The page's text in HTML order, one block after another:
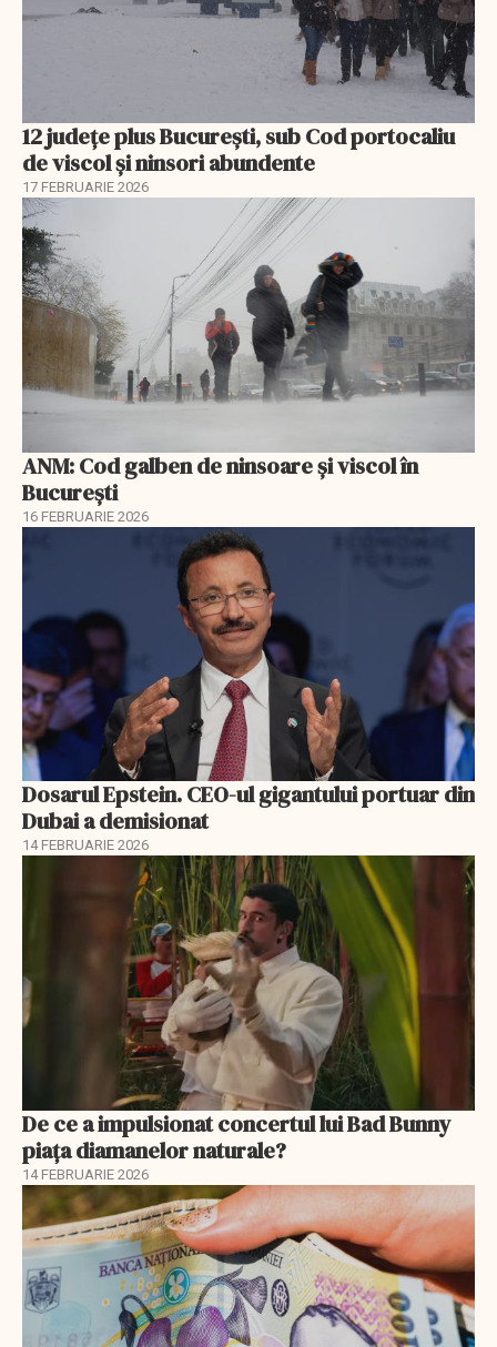
12 județe plus București, sub Cod portocaliu
de viscol și ninsori abundente
17 FEBRUARIE 2026
ANM: Cod galben de ninsoare și viscol în
București
16 FEBRUARIE 2026
Dosarul Epstein. CEO-ul gigantului portuar din
Dubai a demisionat
14 FEBRUARIE 2026
De ce a impulsionat concertul lui Bad Bunny
piața diamanelor naturale?
14 FEBRUARIE 2026